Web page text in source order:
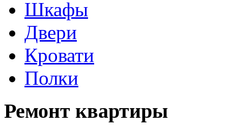
Шкафы
Двери
Кровати
Полки
Ремонт квартиры